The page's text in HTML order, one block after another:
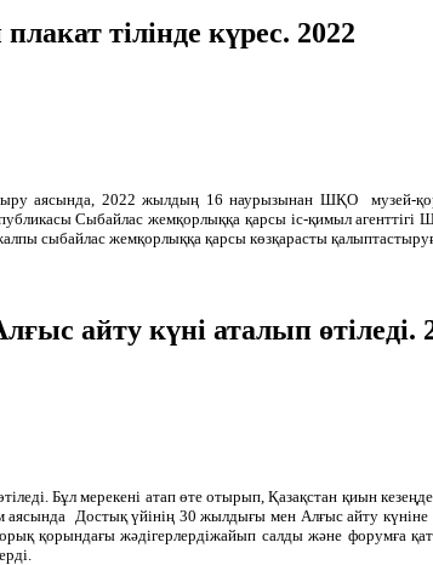
тілінде күрес. 2022
аясында, 2022 жылдың 16 наурызынан ШҚО музей-
Сыбайлас жемқорлыққа қарсы іс-қимыл
сыбайлас жемқорлыққа қарсы көзқарасты
айту күні аталып өтіледі.
Бұл мерекені атап өте отырып, Қазақстан қиын
Достық үйінің 30 жылдығы мен Алғыс айту күніне
қорындағы жәдігерлердіжайып салды және форумға